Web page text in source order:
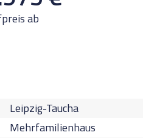
ab
Leipzig-Taucha
Mehrfamilienhaus